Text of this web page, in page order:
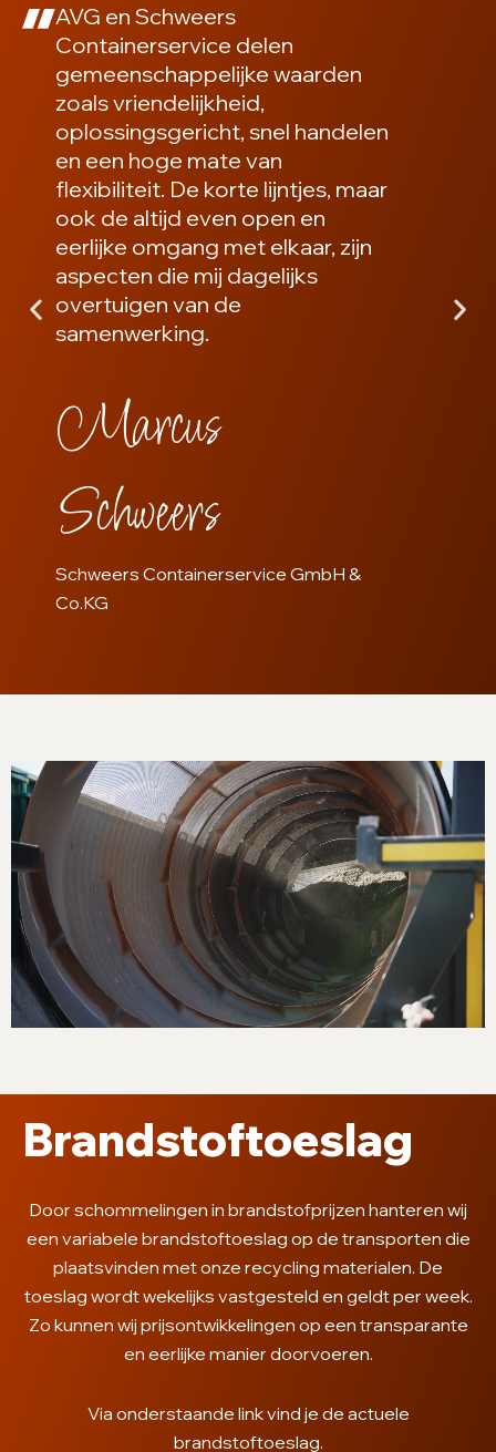
AVG en Schweers
Containerservice delen
gemeenschappelijke waarden
zoals vriendelijkheid,
oplossingsgericht, snel handelen
en een hoge mate van
flexibiliteit. De korte lijntjes, maar
ook de altijd even open en
eerlijke omgang met elkaar, zijn
aspecten die mij dagelijks
overtuigen van de
samenwerking.
Marcus
Schweers
Schweers Containerservice GmbH &
Co.KG
Brandstoftoeslag
Door schommelingen in brandstofprijzen hanteren wij
een variabele brandstoftoeslag op de transporten die
plaatsvinden met onze recycling materialen. De
toeslag wordt wekelijks vastgesteld en geldt per week.
Zo kunnen wij prijsontwikkelingen op een transparante
en eerlijke manier doorvoeren.
Via onderstaande link vind je de actuele
brandstoftoeslag.